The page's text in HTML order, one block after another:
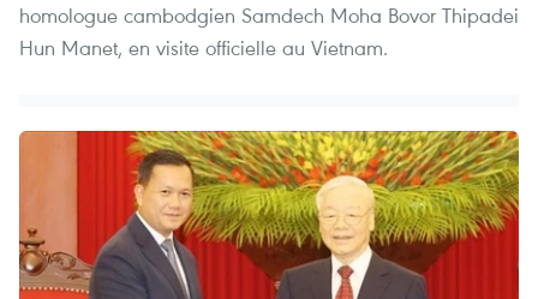
homologue cambodgien Samdech Moha Bovor Thipadei
Hun Manet, en visite officielle au Vietnam.